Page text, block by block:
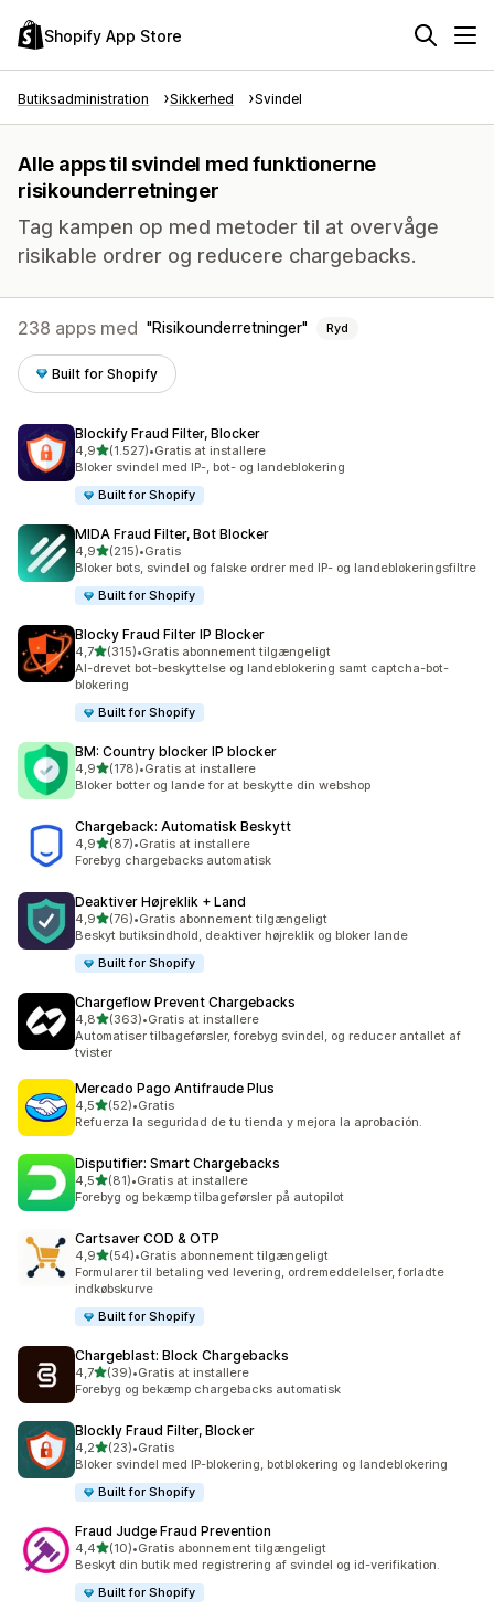
Shopify App Store
Butiksadministration Sikkerhed Svindel
Alle apps til svindel med funktionerne
risikounderretninger
Tag kampen op med metoder til at overvåge
risikable ordrer og reducere chargebacks.
238 apps med Risikounderretninger Ryd
Built for Shopify
Blockify Fraud Filter, Blocker
4,9ud af 5 stjerner
(1.527)
1527 anmeldelser i alt
•Gratis at installere
Bloker svindel med IP-, bot- og landeblokering
Built for Shopify
MIDA Fraud Filter, Bot Blocker
4,9ud af 5 stjerner
(215)
215 anmeldelser i alt
•Gratis
Bloker bots, svindel og falske ordrer med IP- og landeblokeringsfiltre
Built for Shopify
Blocky Fraud Filter IP Blocker
4,7ud af 5 stjerner
(315)
315 anmeldelser i alt
•Gratis abonnement tilgængeligt
AI-drevet bot-beskyttelse og landeblokering samt captcha-bot-
blokering
Built for Shopify
BM: Country blocker IP blocker
4,9ud af 5 stjerner
(178)
178 anmeldelser i alt
•Gratis at installere
Bloker botter og lande for at beskytte din webshop
Chargeback: Automatisk Beskytt
4,9ud af 5 stjerner
(87)
87 anmeldelser i alt
•Gratis at installere
Forebyg chargebacks automatisk
Deaktiver Højreklik + Land
4,9ud af 5 stjerner
(76)
76 anmeldelser i alt
•Gratis abonnement tilgængeligt
Beskyt butiksindhold, deaktiver højreklik og bloker lande
Built for Shopify
Chargeflow Prevent Chargebacks
4,8ud af 5 stjerner
(363)
363 anmeldelser i alt
•Gratis at installere
Automatiser tilbageførsler, forebyg svindel, og reducer antallet af
tvister
Mercado Pago Antifraude Plus
4,5ud af 5 stjerner
(52)
52 anmeldelser i alt
•Gratis
Refuerza la seguridad de tu tienda y mejora la aprobación.
Disputifier: Smart Chargebacks
4,5ud af 5 stjerner
(81)
81 anmeldelser i alt
•Gratis at installere
Forebyg og bekæmp tilbageførsler på autopilot
Cartsaver COD & OTP
4,9ud af 5 stjerner
(54)
54 anmeldelser i alt
•Gratis abonnement tilgængeligt
Formularer til betaling ved levering, ordremeddelelser, forladte
indkøbskurve
Built for Shopify
Chargeblast: Block Chargebacks
4,7ud af 5 stjerner
(39)
39 anmeldelser i alt
•Gratis at installere
Forebyg og bekæmp chargebacks automatisk
Blockly Fraud Filter, Blocker
4,2ud af 5 stjerner
(23)
23 anmeldelser i alt
•Gratis
Bloker svindel med IP-blokering, botblokering og landeblokering
Built for Shopify
Fraud Judge Fraud Prevention
4,4ud af 5 stjerner
(10)
10 anmeldelser i alt
•Gratis abonnement tilgængeligt
Beskyt din butik med registrering af svindel og id-verifikation.
Built for Shopify